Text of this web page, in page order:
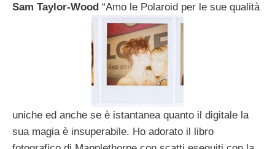
Sam Taylor-Wood “Amo le Polaroid per le sue qualità
uniche ed anche se è istantanea quanto il digitale la
sua magia è insuperabile. Ho adorato il libro